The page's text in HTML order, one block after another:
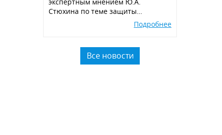
Стюхина по теме защиты
окружающей среды, производства
пластика.
Подробнее
Все новости